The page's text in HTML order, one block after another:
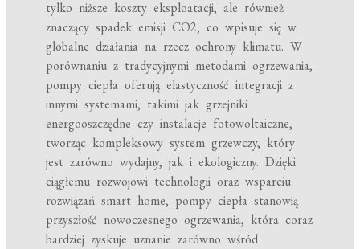
tylko niższe koszty eksploatacji, ale również
znaczący spadek emisji CO2, co wpisuje się w
globalne działania na rzecz ochrony klimatu. W
porównaniu z tradycyjnymi metodami ogrzewania,
pompy ciepła oferują elastyczność integracji z
innymi systemami, takimi jak grzejniki
energooszczędne czy instalacje fotowoltaiczne,
tworząc kompleksowy system grzewczy, który
jest zarówno wydajny, jak i ekologiczny. Dzięki
ciągłemu rozwojowi technologii oraz wsparciu
rozwiązań smart home, pompy ciepła stanowią
przyszłość nowoczesnego ogrzewania, która coraz
bardziej zyskuje uznanie zarówno wśród